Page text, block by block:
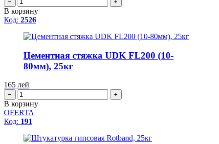
− +
В корзину
Код: 2526
Цементная стяжка UDK FL200 (10-
80мм), 25кг
165 лей
− +
В корзину
OFERTA
Код: 191